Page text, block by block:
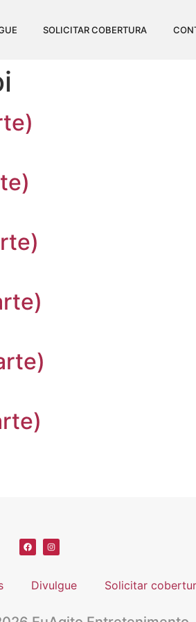
SOLICITAR COBERTURA
Divulgue Solicitar